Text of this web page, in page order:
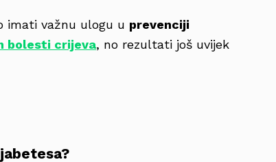
imati važnu ulogu u prevenciji
bolesti crijeva, no rezultati još uvijek